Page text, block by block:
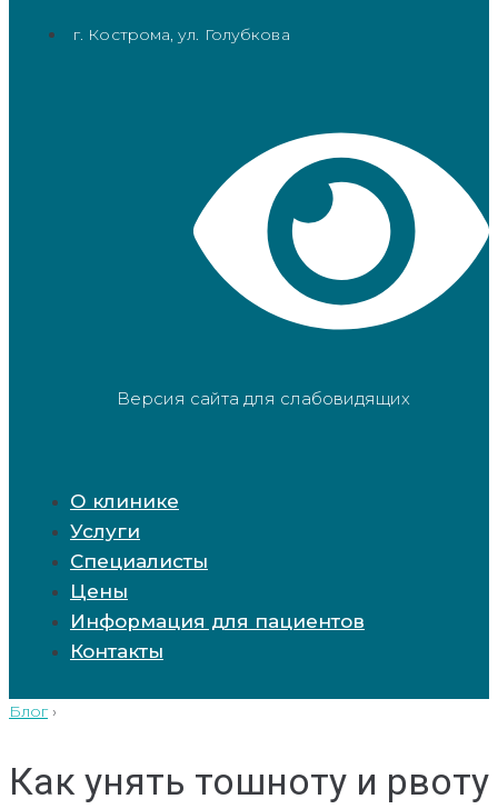
г. Кострома, ул. Голубкова
Версия сайта для слабовидящих
О клинике
Услуги
Специалисты
Цены
Информация для пациентов
Контакты
Блог ›
Как унять тошноту и рвоту